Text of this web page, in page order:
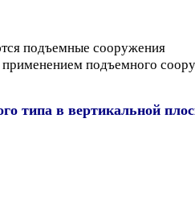
подъемные сооружения
применением подъемного
типа в вертикальной